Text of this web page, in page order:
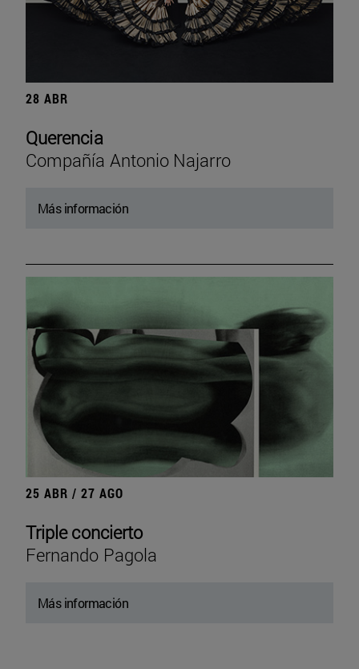
28 ABR
Querencia
Compañía Antonio Najarro
Más información
25 ABR / 27 AGO
Triple concierto
Fernando Pagola
Más información